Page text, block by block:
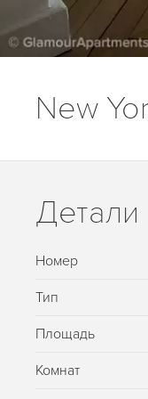
New
Детали
Номер
Тип
Площадь
Комнат